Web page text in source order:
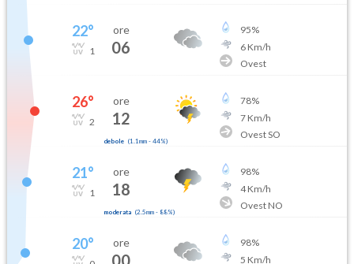
22°
1
ore
06
95%
6Km/h
Ovest
26°
2
ore
12
debole (1.1mm- 44%)
78%
7Km/h
Ovest SO
21°
1
ore
18
moderata (2.5mm- 88%)
98%
4Km/h
Ovest NO
20° ore 98%
5 Km/h